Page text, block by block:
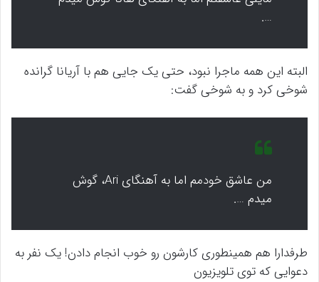
….
البته این همه ماجرا نبود، حتی یک جایی هم با آریانا گرانده
شوخی کرد و به شوخی گفت:
من عاشق خودمم اما به آهنگای Ari، گوش
میدم ….
طرفدارا هم همینطوری کارشون رو خوب انجام دادن! یک نفر به
دعوایی که توی تلویزیون